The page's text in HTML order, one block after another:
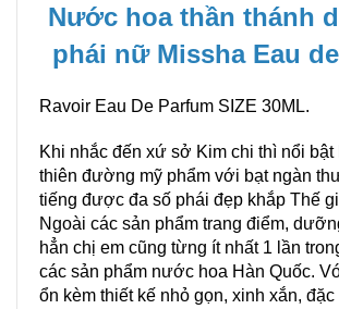
Nước hoa thần thánh
phái nữ Missha Eau
Ravoir Eau De Parfum SIZE 30ML.
Khi nhắc đến xứ sở Kim chi thì nổi
thiên đường mỹ phẩm với bạt ngàn
tiếng được đa số phái đẹp khắp Thế
Ngoài các sản phẩm trang điểm,
hẳn chị em cũng từng ít nhất 1 lần
các sản phẩm nước hoa Hàn Quốc.
ổn kèm thiết kế nhỏ gọn, xinh xắn,